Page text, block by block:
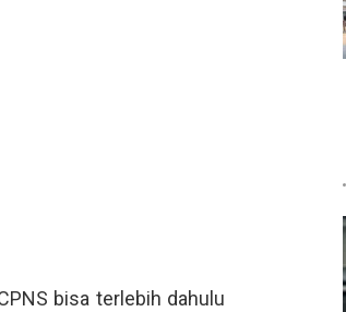
bisa terlebih dahulu